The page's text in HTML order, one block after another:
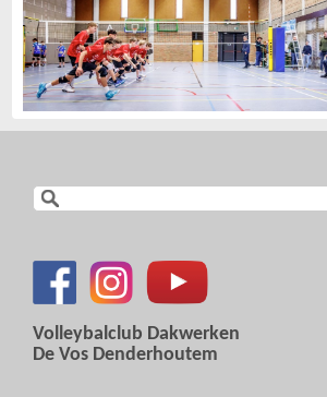
Volleybalclub Dakwerken
De Vos Denderhoutem